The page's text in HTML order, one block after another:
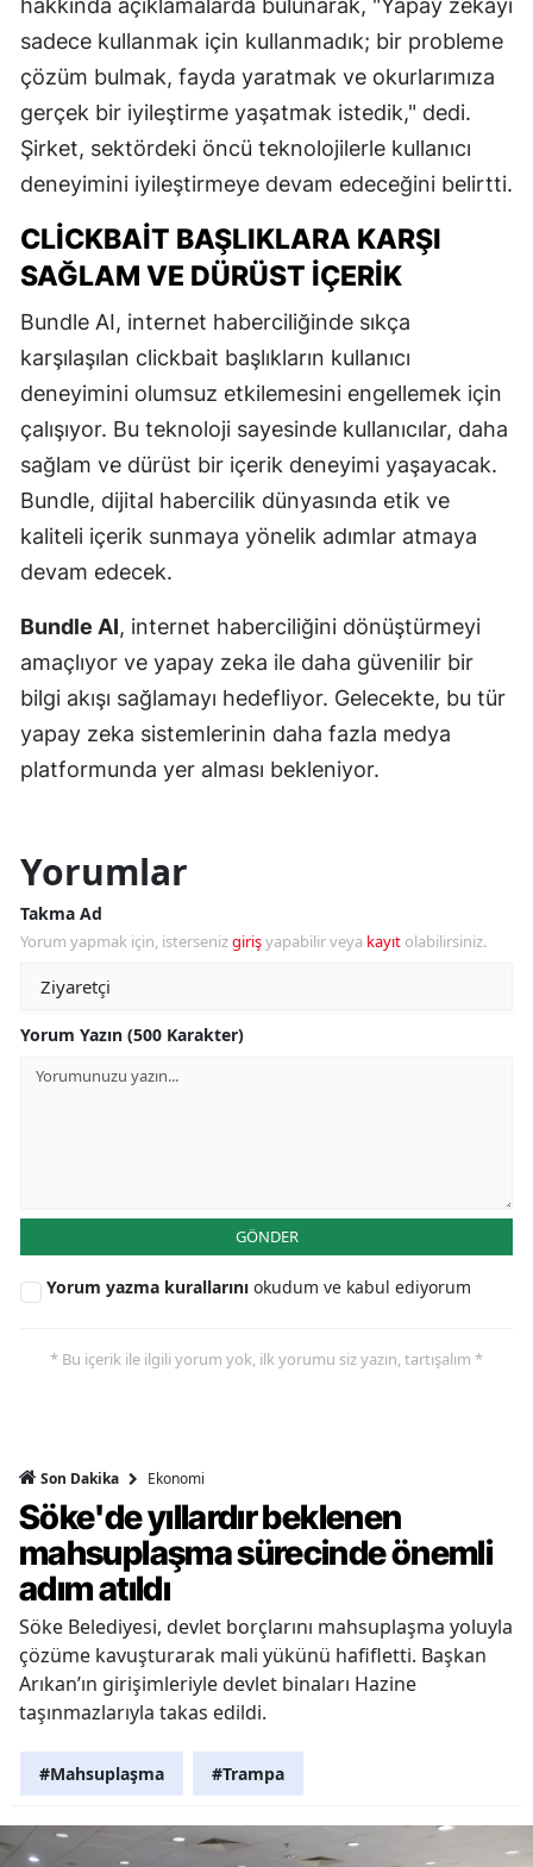
hakkında açıklamalarda bulunarak, "Yapay zekayı
sadece kullanmak için kullanmadık; bir probleme
çözüm bulmak, fayda yaratmak ve okurlarımıza
gerçek bir iyileştirme yaşatmak istedik," dedi.
Şirket, sektördeki öncü teknolojilerle kullanıcı
deneyimini iyileştirmeye devam edeceğini belirtti.
CLICKBAIT BAŞLIKLARA KARŞI
SAĞLAM VE DÜRÜST İÇERIK
Bundle AI, internet haberciliğinde sıkça
karşılaşılan clickbait başlıkların kullanıcı
deneyimini olumsuz etkilemesini engellemek için
çalışıyor. Bu teknoloji sayesinde kullanıcılar, daha
sağlam ve dürüst bir içerik deneyimi yaşayacak.
Bundle, dijital habercilik dünyasında etik ve
kaliteli içerik sunmaya yönelik adımlar atmaya
devam edecek.
Bundle AI, internet haberciliğini dönüştürmeyi
amaçlıyor ve yapay zeka ile daha güvenilir bir
bilgi akışı sağlamayı hedefliyor. Gelecekte, bu tür
yapay zeka sistemlerinin daha fazla medya
platformunda yer alması bekleniyor.
Yorumlar
Takma Ad
Yorum yapmak için, istersenizgirişyapabilir veya kayıt olabilirsiniz.
Yorum Yazın (500 Karakter)
GÖNDER
Yorum yazma kurallarını okudum ve kabul ediyorum
* Bu içerik ile ilgili yorum yok, ilk yorumu siz yazın, tartışalım *
Son Dakika Ekonomi
Söke'de yıllardır beklenen
mahsuplaşma sürecinde önemli
adım atıldı
Söke Belediyesi, devlet borçlarını mahsuplaşma yoluyla
çözüme kavuşturarak mali yükünü hafifletti. Başkan
Arıkan’ın girişimleriyle devlet binaları Hazine
taşınmazlarıyla takas edildi.
#Mahsuplaşma #Trampa